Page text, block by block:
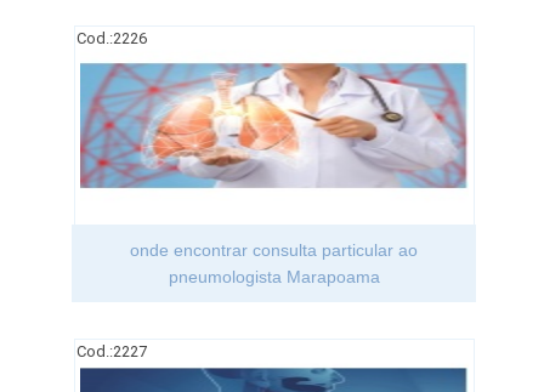
Cod.:2226
onde encontrar consulta particular ao
pneumologista Marapoama
Cod.:2227